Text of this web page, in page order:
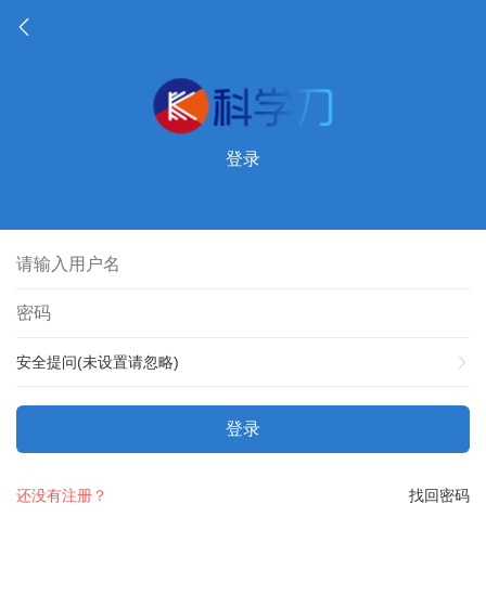
登录
安全提问(未设置请忽略)
登录
找回密码
还没有注册？